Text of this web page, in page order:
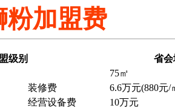
粉加盟费
级别
省
75㎡
装修费
6.6万元(880元/
经营设备费
10万元